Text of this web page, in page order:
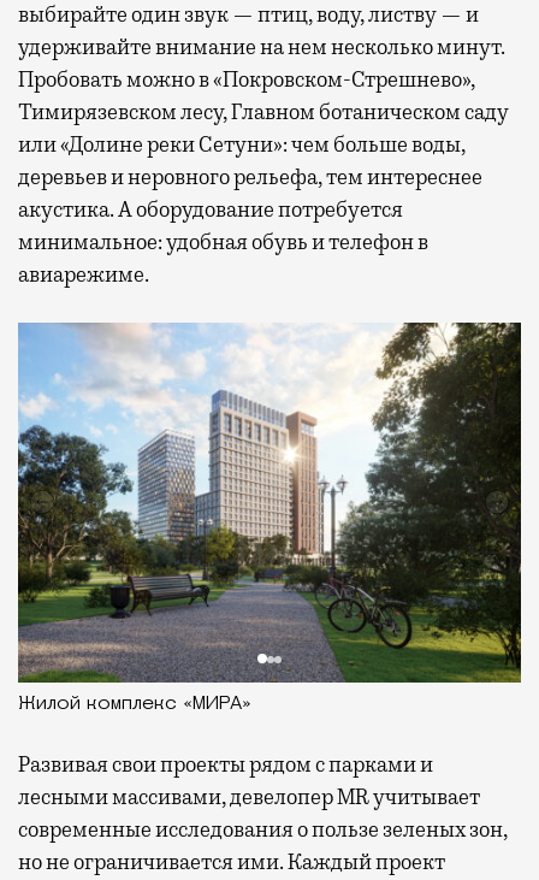
выбирайте один звук — птиц, воду, листву — и
удерживайте внимание на нем несколько минут.
Пробовать можно в «Покровском-Стрешнево»,
Тимирязевском лесу, Главном ботаническом саду
или «Долине реки Сетуни»: чем больше воды,
деревьев и неровного рельефа, тем интереснее
акустика. А оборудование потребуется
минимальное: удобная обувь и телефон в
авиарежиме.
Жилой комплекс «МИРА»
Развиваясвои проекты рядом с парками и
лесными массивами, девелопер MR учитывает
современные исследования о пользе зеленых зон,
но не ограничивается ими. Каждый проект